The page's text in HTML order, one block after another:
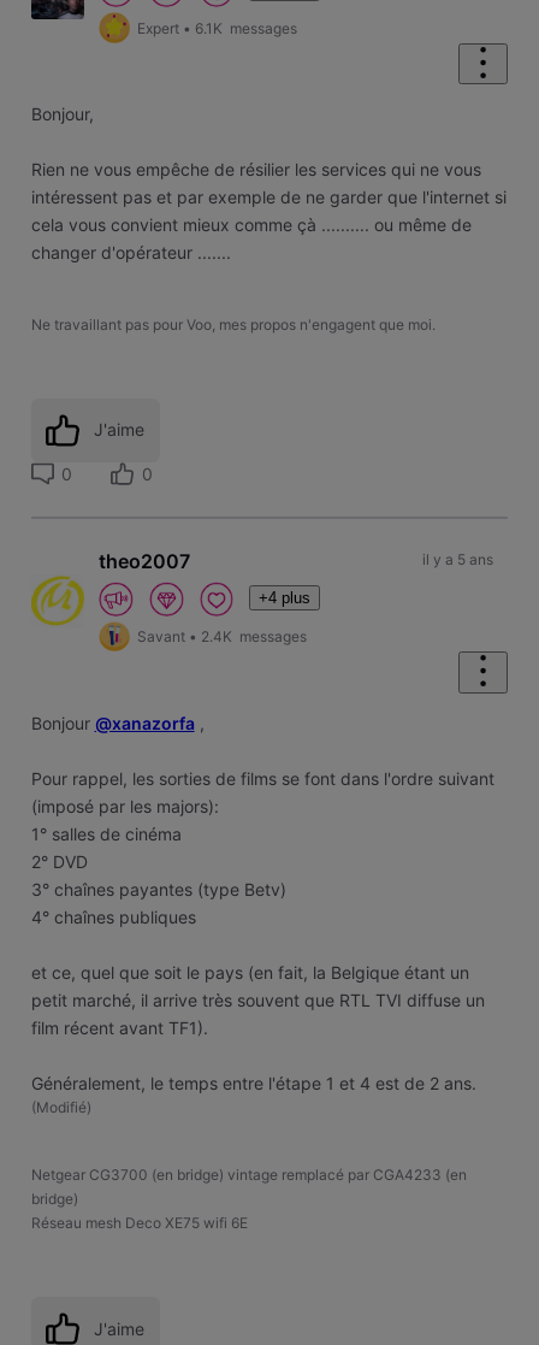
Expert • 6.1K messages
Bonjour,
Rien ne vous empêche de résilier les services qui ne vous
intéressent pas et par exemple de ne garder que l'internet si
cela vous convient mieux comme çà .......... ou même de
changer d'opérateur .......
Ne travaillant pas pour Voo, mes propos n'engagent que moi.
J'aime
0 0
theo2007
+4 plus
Savant • 2.4K messages
il y a 5 ans
Bonjour @xanazorfa ,
Pour rappel, les sorties de films se font dans l'ordre suivant
(imposé par les majors):
1° salles de cinéma
2° DVD
3° chaînes payantes (type Betv)
4° chaînes publiques
et ce, quel que soit le pays (en fait, la Belgique étant un
petit marché, il arrive très souvent que RTL TVI diffuse un
film récent avant TF1).
Généralement, le temps entre l'étape 1 et 4 est de 2 ans.
(Modifié)
Netgear CG3700 (en bridge) vintage remplacé par CGA4233 (en
bridge)
Réseau mesh Deco XE75 wifi 6E
J'aime